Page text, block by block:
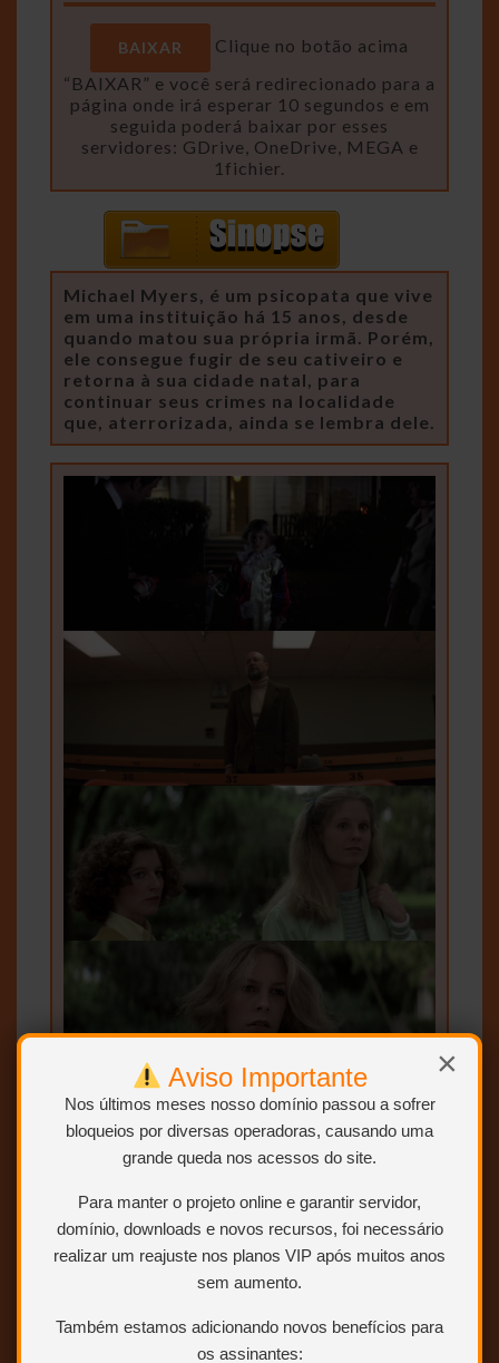
×
Aviso Importante
Nos últimos meses nosso domínio passou a sofrer
bloqueios por diversas operadoras, causando uma
grande queda nos acessos do site.
Para manter o projeto online e garantir servidor,
domínio, downloads e novos recursos, foi necessário
realizar um reajuste nos planos VIP após muitos anos
sem aumento.
Também estamos adicionando novos benefícios para
os assinantes:
BAIXAR
Clique no botão acima
“BAIXAR” e você será redirecionado para a
página onde irá esperar 10 segundos e em
seguida poderá baixar por esses
servidores: GDrive, OneDrive, MEGA e
1fichier.
Michael Myers, é um psicopata que vive
em uma instituição há 15 anos, desde
quando matou sua própria irmã. Porém,
ele consegue fugir de seu cativeiro e
retorna à sua cidade natal, para
continuar seus crimes na localidade
que, aterrorizada, ainda se lembra dele.